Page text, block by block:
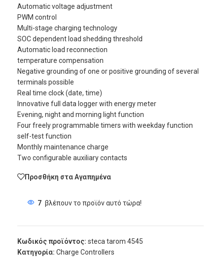
Automatic voltage adjustment
PWM control
Multi-stage charging technology
SOC dependent load shedding threshold
Automatic load reconnection
temperature compensation
Negative grounding of one or positive grounding of several
terminals possible
Real time clock (date, time)
Innovative full data logger with energy meter
Evening, night and morning light function
Four freely programmable timers with weekday function
self-test function
Monthly maintenance charge
Two configurable auxiliary contacts
Προσθήκη στα Αγαπημένα
7 βλέπουν το προϊόν αυτό τώρα!
Κωδικός προϊόντος: steca tarom 4545
Κατηγορία: Charge Controllers